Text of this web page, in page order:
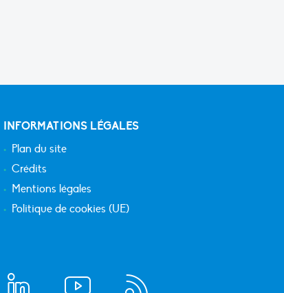
INFORMATIONS LÉGALES
Plan du site
Crédits
Mentions légales
Politique de cookies (UE)